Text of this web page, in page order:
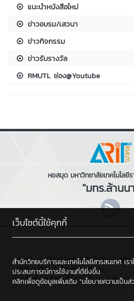
แนะนำหนังสือใหม่
ข่าวอบรม/เสวนา
ข่าวกิจกรรม
ข่าวรับรางวัล
RMUTL ช่อง@Youtube
หอสมุด มหาวิทยาลัยเทคโนโลยี
"มทร.ล้านน
หอสมุด มหาวิทยาลัยเทคโนโลยีราชมงคลล้าน
เผือก อ.เมือง จ.เชียงใหม่ 50300
โทรศัพท์ : 0 5392 1444 , อีเมล :
เว็บไซต์นี้ใช้คุกกี้
สำนักวิทยบริการและเทคโนโลยีสารสนเทศ เร
ประสบการณ์การใช้งานที่ดียิ่งขึ้น
คลิกเพื่อดูข้อมูลเพิ่มเติม "นโยบายความเป็น